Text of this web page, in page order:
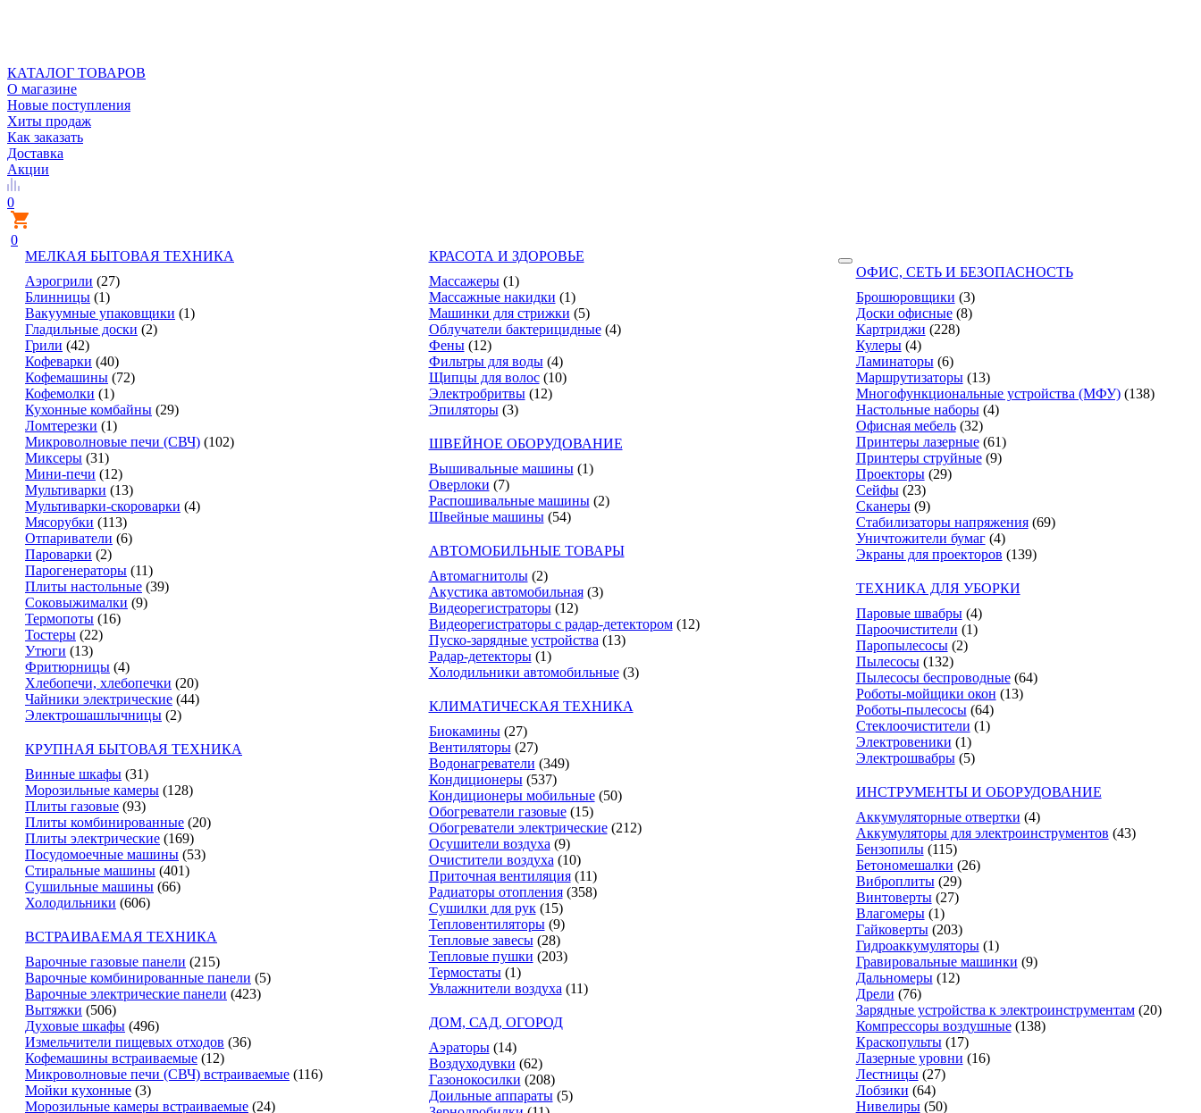
КАТАЛОГ ТОВАРОВ
О магазине
Новые поступления
Хиты продаж
Как заказать
Доставка
Акции
0
0
МЕЛКАЯ БЫТОВАЯ ТЕХНИКА
Аэрогрили (27)
Блинницы (1)
Вакуумные упаковщики (1)
Гладильные доски (2)
Грили (42)
Кофеварки (40)
Кофемашины (72)
Кофемолки (1)
Кухонные комбайны (29)
Ломтерезки (1)
Микроволновые печи (СВЧ) (102)
Миксеры (31)
Мини-печи (12)
Мультиварки (13)
Мультиварки-скороварки (4)
Мясорубки (113)
Отпариватели (6)
Пароварки (2)
Парогенераторы (11)
Плиты настольные (39)
Соковыжималки (9)
Термопоты (16)
Тостеры (22)
Утюги (13)
Фритюрницы (4)
Хлебопечи, хлебопечки (20)
Чайники электрические (44)
Электрошашлычницы (2)
КРУПНАЯ БЫТОВАЯ ТЕХНИКА
Винные шкафы (31)
Морозильные камеры (128)
Плиты газовые (93)
Плиты комбинированные (20)
Плиты электрические (169)
Посудомоечные машины (53)
Стиральные машины (401)
Сушильные машины (66)
Холодильники (606)
ВСТРАИВАЕМАЯ ТЕХНИКА
Варочные газовые панели (215)
Варочные комбинированные панели (5)
Варочные электрические панели (423)
Вытяжки (506)
Духовые шкафы (496)
Измельчители пищевых отходов (36)
Кофемашины встраиваемые (12)
Микроволновые печи (СВЧ) встраиваемые (116)
Мойки кухонные (3)
Морозильные камеры встраиваемые (24)
КРАСОТА И ЗДОРОВЬЕ
Массажеры (1)
Массажные накидки (1)
Машинки для стрижки (5)
Облучатели бактерицидные (4)
Фены (12)
Фильтры для воды (4)
Щипцы для волос (10)
Электробритвы (12)
Эпиляторы (3)
ШВЕЙНОЕ ОБОРУДОВАНИЕ
Вышивальные машины (1)
Оверлоки (7)
Распошивальные машины (2)
Швейные машины (54)
АВТОМОБИЛЬНЫЕ ТОВАРЫ
Автомагнитолы (2)
Акустика автомобильная (3)
Видеорегистраторы (12)
Видеорегистраторы с радар-детектором (12)
Пуско-зарядные устройства (13)
Радар-детекторы (1)
Холодильники автомобильные (3)
КЛИМАТИЧЕСКАЯ ТЕХНИКА
Биокамины (27)
Вентиляторы (27)
Водонагреватели (349)
Кондиционеры (537)
Кондиционеры мобильные (50)
Обогреватели газовые (15)
Обогреватели электрические (212)
Осушители воздуха (9)
Очистители воздуха (10)
Приточная вентиляция (11)
Радиаторы отопления (358)
Сушилки для рук (15)
Тепловентиляторы (9)
Тепловые завесы (28)
Тепловые пушки (203)
Термостаты (1)
Увлажнители воздуха (11)
ДОМ, САД, ОГОРОД
Аэраторы (14)
Воздуходувки (62)
Газонокосилки (208)
Доильные аппараты (5)
ОФИС, СЕТЬ И БЕЗОПАСНОСТЬ
Брошюровщики (3)
Доски офисные (8)
Картриджи (228)
Кулеры (4)
Ламинаторы (6)
Маршрутизаторы (13)
Многофункциональные устройства (МФУ) (138)
Настольные наборы (4)
Офисная мебель (32)
Принтеры лазерные (61)
Принтеры струйные (9)
Проекторы (29)
Сейфы (23)
Сканеры (9)
Стабилизаторы напряжения (69)
Уничтожители бумаг (4)
Экраны для проекторов (139)
ТЕХНИКА ДЛЯ УБОРКИ
Паровые швабры (4)
Пароочистители (1)
Паропылесосы (2)
Пылесосы (132)
Пылесосы беспроводные (64)
Роботы-мойщики окон (13)
Роботы-пылесосы (64)
Стеклоочистители (1)
Электровеники (1)
Электрошвабры (5)
ИНСТРУМЕНТЫ И ОБОРУДОВАНИЕ
Аккумуляторные отвертки (4)
Аккумуляторы для электроинструментов (43)
Бензопилы (115)
Бетономешалки (26)
Виброплиты (29)
Винтоверты (27)
Влагомеры (1)
Гайковерты (203)
Гидроаккумуляторы (1)
Гравировальные машинки (9)
Дальномеры (12)
Дрели (76)
Зарядные устройства к электроинструментам (20)
Компрессоры воздушные (138)
Краскопульты (17)
Лазерные уровни (16)
Лестницы (27)
Лобзики (64)
Нивелиры (50)